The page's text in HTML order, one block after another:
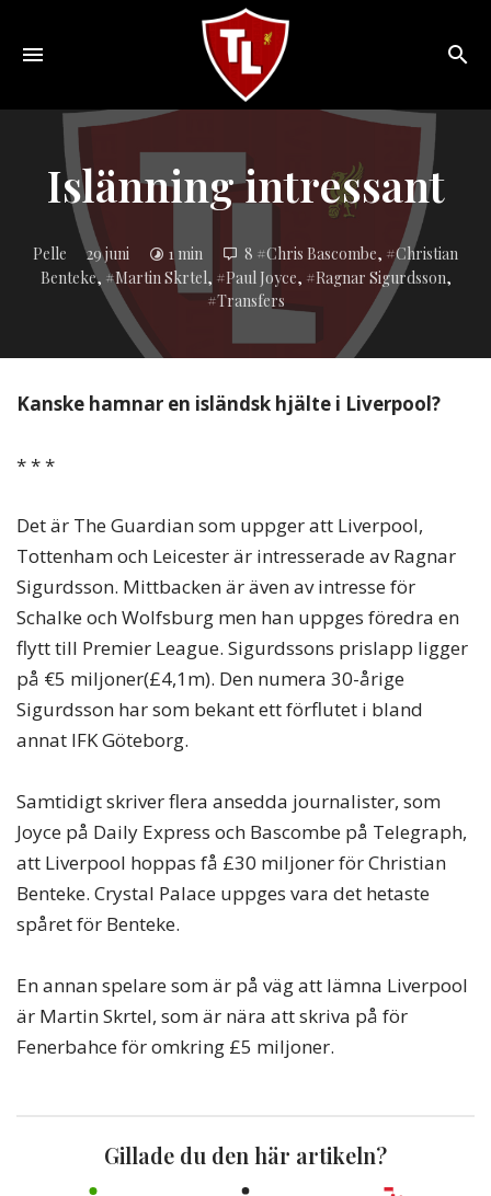
Sveriges
Liverpool
online
magazine!
Islänning intressant
Pelle 29 juni 1 min 8 Inlagd
i:
Chris Bascombe,
Christian
Benteke, Martin Skrtel, Paul Joyce, Ragnar Sigurdsson,
Transfers
Kanske hamnar en isländsk hjälte i Liverpool?
* * *
Det är The Guardian som uppger att Liverpool,
Tottenham och Leicester är intresserade av Ragnar
Sigurdsson. Mittbacken är även av intresse för
Schalke och Wolfsburg men han uppges föredra en
flytt till Premier League. Sigurdssons prislapp ligger
på €5 miljoner(£4,1m). Den numera 30-årige
Sigurdsson har som bekant ett förflutet i bland
annat IFK Göteborg.
Samtidigt skriver flera ansedda journalister, som
Joyce på Daily Express och Bascombe på Telegraph,
att Liverpool hoppas få £30 miljoner för Christian
Benteke. Crystal Palace uppges vara det hetaste
spåret för Benteke.
En annan spelare som är på väg att lämna Liverpool
är Martin Skrtel, som är nära att skriva på för
Fenerbahce för omkring £5 miljoner.
Gillade du den här artikeln?